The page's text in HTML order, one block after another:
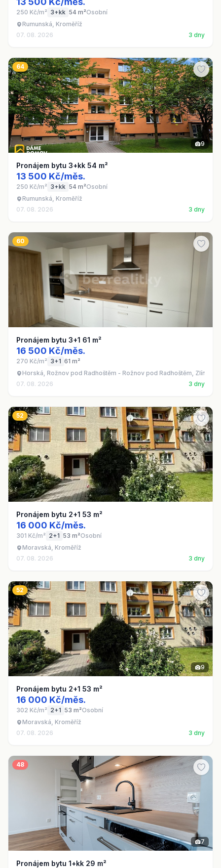
250 Kč/m² 3+kk 54 m²Osobní
Rumunská, Kroměříž
07. 08. 2026
3 dny
64
9
Pronájem bytu 3+kk 54 m²
13 500 Kč/měs.
250 Kč/m² 3+kk 54 m²Osobní
Rumunská, Kroměříž
07. 08. 2026
3 dny
60
Pronájem bytu 3+1 61 m²
16 500 Kč/měs.
270 Kč/m² 3+1 61 m²
Horská, Rožnov pod Radhoštěm - Rožnov pod Radhoštěm, Zlínský
07. 08. 2026
3 dny
52
Pronájem bytu 2+1 53 m²
16 000 Kč/měs.
301 Kč/m² 2+1 53 m²Osobní
Moravská, Kroměříž
07. 08. 2026
3 dny
52
9
Pronájem bytu 2+1 53 m²
16 000 Kč/měs.
302 Kč/m² 2+1 53 m²Osobní
Moravská, Kroměříž
07. 08. 2026
3 dny
48
7
Pronájem bytu 1+kk 29 m²